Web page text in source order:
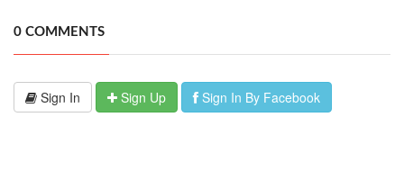
0 COMMENTS
Sign In Sign Up Sign In By Facebook